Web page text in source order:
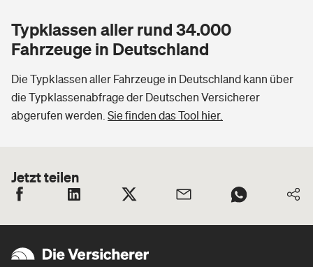
Typklassen aller rund 34.000
Fahrzeuge in Deutschland
Die Typklassen aller Fahrzeuge in Deutschland kann über
die Typklassenabfrage der Deutschen Versicherer
abgerufen werden. Sie finden das Tool hier.
Jetzt teilen